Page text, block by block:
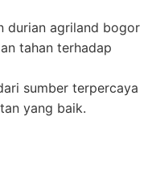
durian agriland bogor
tahan terhadap
sumber terpercaya
yang baik.